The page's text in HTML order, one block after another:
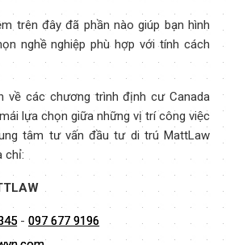
trên đây đã phần nào giúp bạn hình
nghề nghiệp phù hợp với tính cách
về các chương trình định cư Canada
lựa chọn giữa những vị trí công việc
tâm tư vấn đầu tư di trú MattLaw
chỉ:
- 097 677 9196